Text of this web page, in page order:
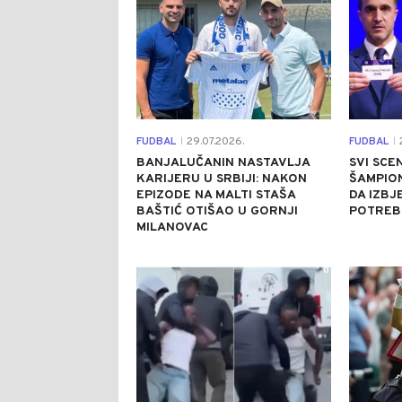
FUDBAL 29.07.2026.
BANJALUČANIN NASTAVLJA
KARIJERU U SRBIJI: NAKON
EPIZODE NA MALTI STAŠA
BAŠTIĆ OTIŠAO U GORNJI
MILANOVAC
FUDBAL
SVI
DA
0